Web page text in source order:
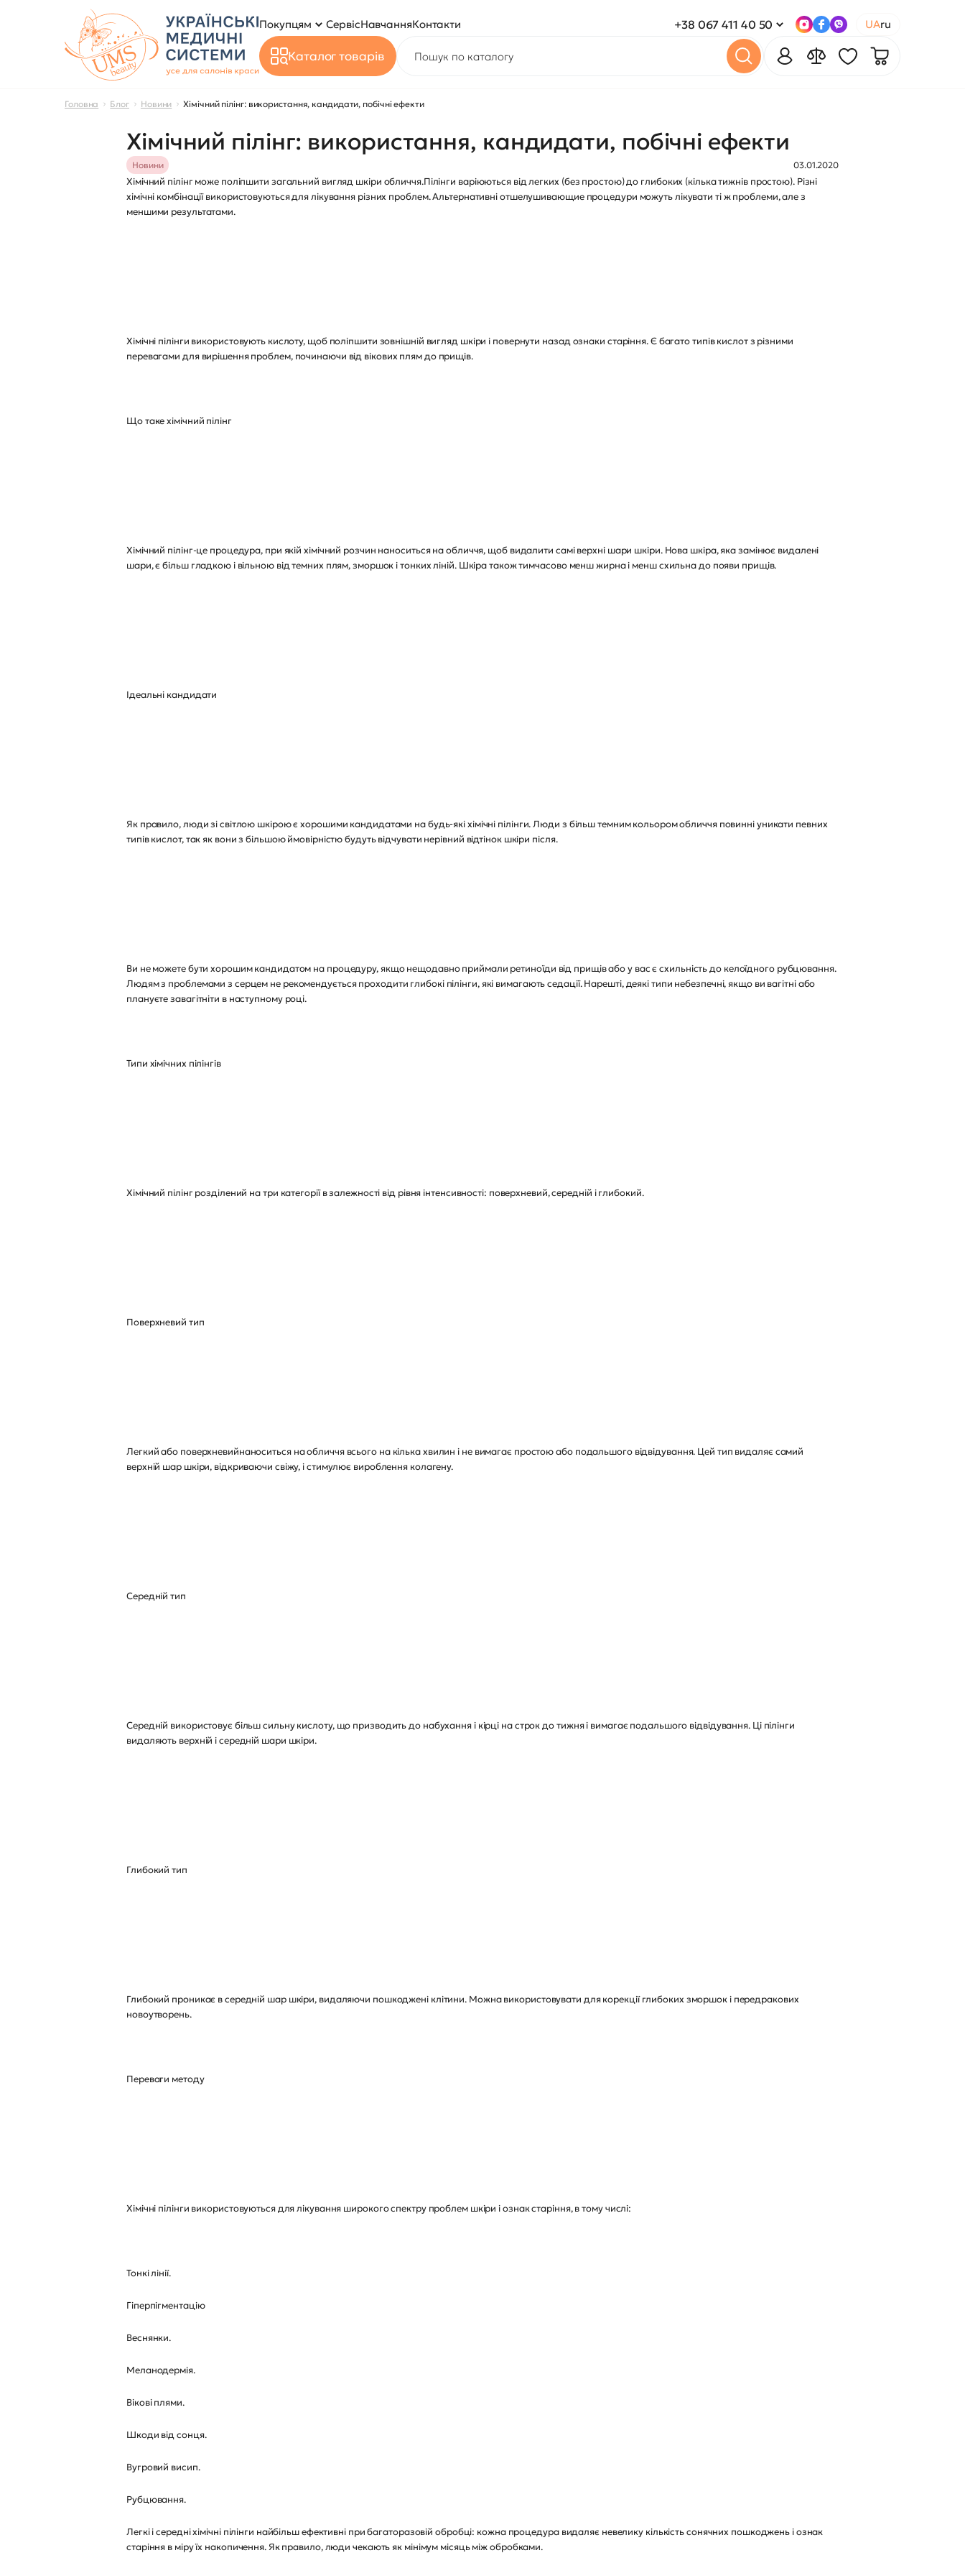
Покупцям СервісНавчанняКонтакти +38 067 411 40 50 UAru
Каталог товарів
Головна Блог Новини Хімічний пілінг: використання, кандидати, побічні ефекти
Хімічний пілінг: використання, кандидати, побічні ефекти
Новини 03.01.2020
Хімічний пілінг може поліпшити загальний вигляд шкіри обличчя.Пілінги варіюються від легких (без простою) до глибоких (кілька тижнів простою). Різні
хімічні комбінації використовуються для лікування різних проблем. Альтернативні отшелушивающие процедури можуть лікувати ті ж проблеми, але з
меншими результатами.
Хімічні пілінги використовують кислоту, щоб поліпшити зовнішній вигляд шкіри і повернути назад ознаки старіння. Є багато типів кислот з різними
перевагами для вирішення проблем, починаючи від вікових плям до прищів.
Що таке хімічний пілінг
Хімічний пілінг-це процедура, при якій хімічний розчин наноситься на обличчя, щоб видалити самі верхні шари шкіри. Нова шкіра, яка замінює видалені
шари, є більш гладкою і вільною від темних плям, зморшок і тонких ліній. Шкіра також тимчасово менш жирна і менш схильна до появи прищів.
Ідеальні кандидати
Як правило, люди зі світлою шкірою є хорошими кандидатами на будь-які хімічні пілінги. Люди з більш темним кольором обличчя повинні уникати певних
типів кислот, так як вони з більшою ймовірністю будуть відчувати нерівний відтінок шкіри після.
Ви не можете бути хорошим кандидатом на процедуру, якщо нещодавно приймали ретиноїди від прищів або у вас є схильність до келоїдного рубцювання.
Людям з проблемами з серцем не рекомендується проходити глибокі пілінги, які вимагають седації. Нарешті, деякі типи небезпечні, якщо ви вагітні або
плануєте завагітніти в наступному році.
Типи хімічних пілінгів
Хімічний пілінг розділений на три категорії в залежності від рівня інтенсивності: поверхневий, середній і глибокий.
Поверхневий тип
Легкий або поверхневийнаноситься на обличчя всього на кілька хвилин і не вимагає простою або подальшого відвідування. Цей тип видаляє самий
верхній шар шкіри, відкриваючи свіжу, і стимулює вироблення колагену.
Середній тип
Середній використовує більш сильну кислоту, що призводить до набухання і кірці на строк до тижня і вимагає подальшого відвідування. Ці пілінги
видаляють верхній і середній шари шкіри.
Глибокий тип
Глибокий проникає в середній шар шкіри, видаляючи пошкоджені клітини. Можна використовувати для корекції глибоких зморшок і передракових
новоутворень.
Переваги методу
Хімічні пілінги використовуються для лікування широкого спектру проблем шкіри і ознак старіння, в тому числі:
Тонкі лінії.
Гіперпігментацію
Веснянки.
Меланодермія.
Вікові плями.
Шкоди від сонця.
Вугровий висип.
Рубцювання.
Легкі і середні хімічні пілінги найбільш ефективні при багаторазовій обробці: кожна процедура видаляє невелику кількість сонячних пошкоджень і ознак
старіння в міру їх накопичення. Як правило, люди чекають як мінімум місяць між обробками.